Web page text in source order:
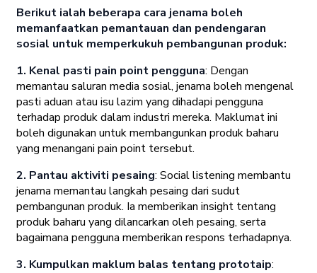
Berikut ialah beberapa cara jenama boleh
memanfaatkan pemantauan dan pendengaran
sosial untuk memperkukuh pembangunan produk:
1. Kenal pasti pain point pengguna: Dengan
memantau saluran media sosial, jenama boleh mengenal
pasti aduan atau isu lazim yang dihadapi pengguna
terhadap produk dalam industri mereka. Maklumat ini
boleh digunakan untuk membangunkan produk baharu
yang menangani pain point tersebut.
2. Pantau aktiviti pesaing: Social listening membantu
jenama memantau langkah pesaing dari sudut
pembangunan produk. Ia memberikan insight tentang
produk baharu yang dilancarkan oleh pesaing, serta
bagaimana pengguna memberikan respons terhadapnya.
3. Kumpulkan maklum balas tentang prototaip: